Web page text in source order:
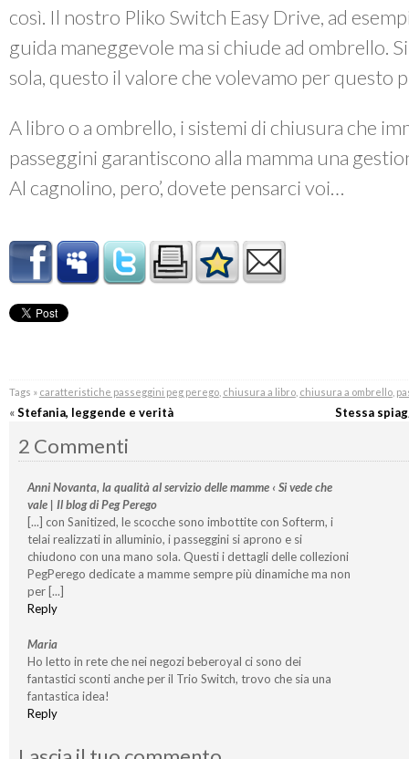
così. Il nostro Pliko Switch Easy Drive, ad
guida maneggevole ma si chiude ad ombrello.
sola, questo il valore che volevamo per questo
A libro o a ombrello, i sistemi di chiusura che
passeggini garantiscono alla mamma una
Al cagnolino, pero’, dovete pensarci voi…
Tags » caratteristiche passeggini peg perego, chiusura a libro, chiusura a ombrello,
«Stefania, leggende e verità Stessa
2 Commenti
Anni Novanta, la qualità al servizio delle mamme ‹ Si vede che
vale | Il blog di Peg Perego
[...] con Sanitized, le scocche sono imbottite con Softerm, i
telai realizzati in alluminio, i passeggini si aprono e si
chiudono con una mano sola. Questi i dettagli delle collezioni
PegPerego dedicate a mamme sempre più dinamiche ma non
per [...]
Reply
Maria
Ho letto in rete che nei negozi beberoyal ci sono dei
fantastici sconti anche per il Trio Switch, trovo che sia una
fantastica idea!
Reply